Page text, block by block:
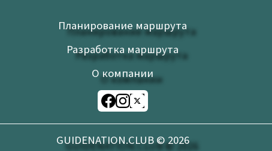
Планирование маршрута
Разработка маршрута
О компании
GUIDENATION.CLUB ©2026